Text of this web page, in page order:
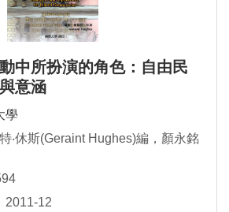
中所扮演的角色：自由民
意涵
學
‧休斯(Geraint Hughes)編，顏永銘
2011-12